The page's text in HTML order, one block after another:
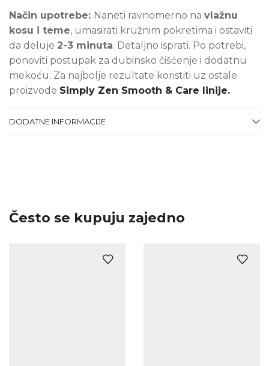
Način upotrebe: Naneti ravnomerno na vlažnu
kosu i teme, umasirati kružnim pokretima i ostaviti
da deluje 2-3 minuta. Detaljno isprati. Po potrebi,
ponoviti postupak za dubinsko čišćenje i dodatnu
mekoću. Za najbolje rezultate koristiti uz ostale
proizvode Simply Zen Smooth & Care linije.
DODATNE INFORMACIJE
Često se kupuju zajedno